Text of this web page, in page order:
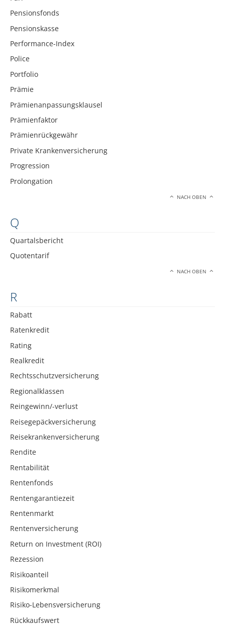
Pensionsfonds
Pensionskasse
Performance-Index
Police
Portfolio
Prämie
Prämienanpassungsklausel
Prämienfaktor
Prämienrückgewähr
Private Krankenversicherung
Progression
Prolongation
NACH OBEN
Q
Quartalsbericht
Quotentarif
NACH OBEN
R
Rabatt
Ratenkredit
Rating
Realkredit
Rechtsschutzversicherung
Regionalklassen
Reingewinn/-verlust
Reisegepäckversicherung
Reisekrankenversicherung
Rendite
Rentabilität
Rentenfonds
Rentengarantiezeit
Rentenmarkt
Rentenversicherung
Return on Investment (ROI)
Rezession
Risikoanteil
Risikomerkmal
Risiko-Lebensversicherung
Rückkaufswert